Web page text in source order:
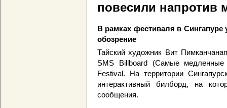
повесили напротив
В рамках фестиваля в
обозрение
Тайский художник Вит
SMS Billboard (Самые
Festival. На территории
интерактивный билборд, на
сообщения.